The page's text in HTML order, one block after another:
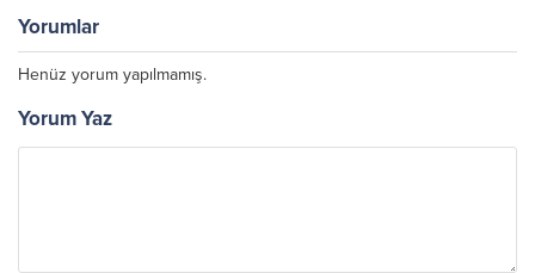
Yorumlar
Henüz yorum yapılmamış.
Yorum Yaz